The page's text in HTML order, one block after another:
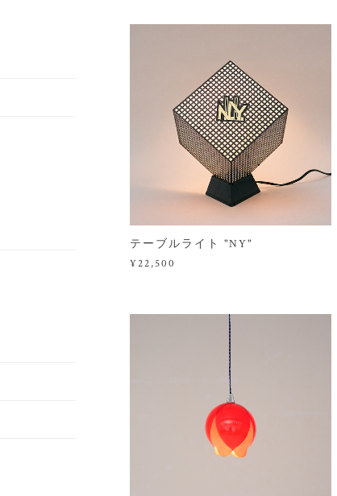
テーブルライト "NY"
¥22,500